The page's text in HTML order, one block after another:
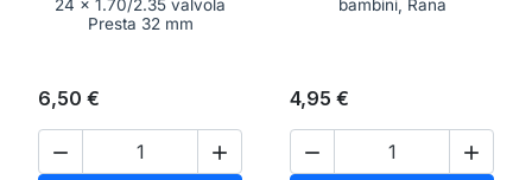
24 x 1.70/2.35 valvola
Presta 32 mm
6,50 €
 
bambini, Rana
4,95 €
 